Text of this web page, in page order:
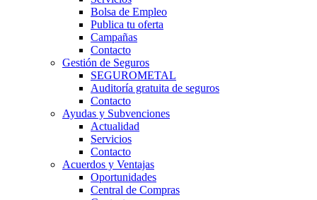
Bolsa de Empleo
Publica tu oferta
Campañas
Contacto
Gestión de Seguros
SEGUROMETAL
Auditoría gratuita de seguros
Contacto
Ayudas y Subvenciones
Actualidad
Servicios
Contacto
Acuerdos y Ventajas
Oportunidades
Central de Compras